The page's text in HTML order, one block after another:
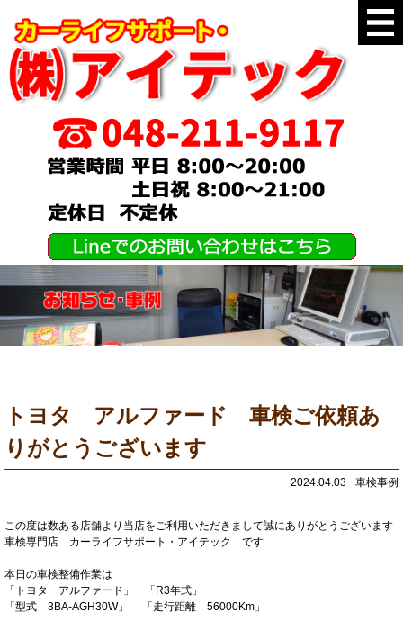
トヨタ アルファード 車検ご依頼あ
りがとうございます
2024.04.03 車検事例
この度は数ある店舗より当店をご利用いただきまして誠にありがとうございます
車検専門店 カーライフサポート・アイテック です
本日の車検整備作業は
「トヨタ アルファード」 「R3年式」
「型式 3BA-AGH30W」 「走行距離 56000Km」